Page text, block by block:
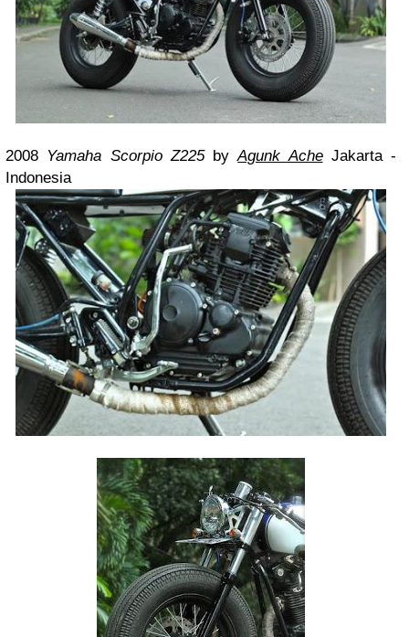
2008 Yamaha Scorpio Z225byAgunk AcheJakarta -
Indonesia